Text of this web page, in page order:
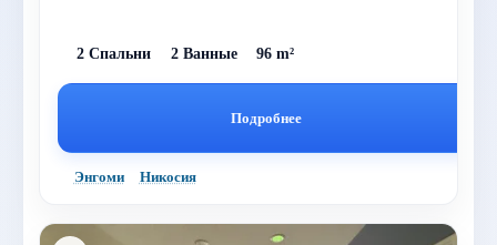
2 Спальни 2 Ванные 96 m²
Подробнее
Энгоми Никосия